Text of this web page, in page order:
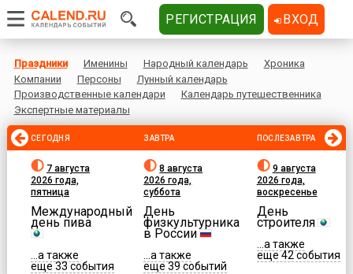
Праздники Именины Народный календарь
Хроника
Компании
Персоны
Лунный календарь
Производственные календари
Календарь путешественника
Экспертные материалы
СЕГОДНЯ
7 августа
2026 года,
пятница
Международный
день пива
...а также
еще 33 события
ЗАВТРА
8 августа
2026 года,
суббота
День
физкультурника
в России
...а также
еще 39 событий
ПОСЛЕЗАВТРА
9 августа
2026 года,
воскресенье
День
строителя
...а также
еще 42 события
РЕГИСТРАЦИЯ ВХОД